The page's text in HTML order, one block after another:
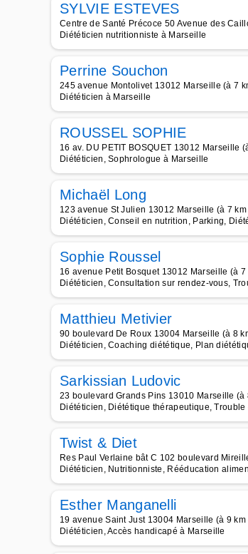
SYLVIE ESTEVES
Centre de Santé Précoce 50 Avenue des
Diététicien nutritionniste à Marseille
Perrine Souchon
245 avenue Montolivet 13012 Marseille (à 7
Diététicien à Marseille
ROUSSEL SOPHIE
16 av. DU PETIT BOSQUET 13012 Marseille
Diététicien, Sophrologue à Marseille
Michaël Long
123 avenue St Julien 13012 Marseille (à 7
Diététicien, Conseil en nutrition, Parking,
Sophie Roussel
16 avenue Petit Bosquet 13012 Marseille (à
Diététicien, Consultation sur rendez-vous,
Matthieu Metivier
90 boulevard De Roux 13004 Marseille (à 8
Diététicien, Coaching diététique, Plan
Sarkissian Ludovic
23 boulevard Grands Pins 13010 Marseille (à
Diététicien, Diététique thérapeutique,
Twist & Diet
Res Paul Verlaine bât C 102 boulevard
Diététicien, Nutritionniste, Rééducation
Esther Manganelli
19 avenue Saint Just 13004 Marseille (à 9
Diététicien, Accès handicapé à Marseille